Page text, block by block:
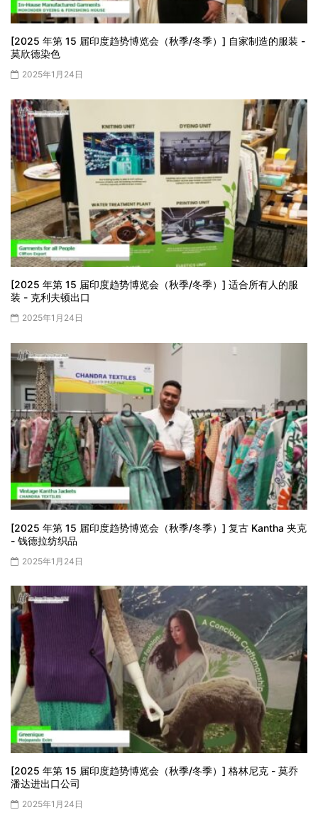
[2025 年第 15 届印度趋势博览会（秋季/冬季）] 自家制造的服装 -
莫欣德染色
2025年1月24日
[2025 年第 15 届印度趋势博览会（秋季/冬季）] 适合所有人的服
装 - 克利夫顿出口
2025年1月24日
[2025 年第 15 届印度趋势博览会（秋季/冬季）] 复古 Kantha 夹克
- 钱德拉纺织品
2025年1月24日
[2025 年第 15 届印度趋势博览会（秋季/冬季）] 格林尼克 - 莫乔
潘达进出口公司
2025年1月24日